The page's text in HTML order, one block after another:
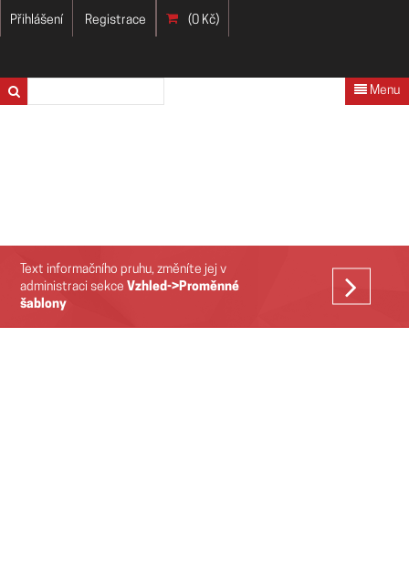
Přihlášení Registrace (0 Kč)
Menu
Text informačního pruhu, změníte jej v
administraci sekceVzhled->Proměnné
šablony
VÍCE
>